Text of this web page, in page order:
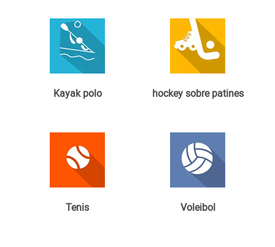
Kayak polo hockey sobre patines
Tenis Voleibol